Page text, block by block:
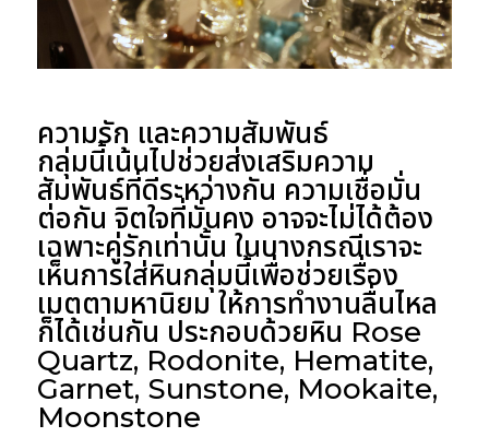
ความรัก และความสัมพันธ์
กลุ่มนี้เน้นไปช่วยส่งเสริมความ
สัมพันธ์ที่ดีระหว่างกัน ความเชื่อมั่น
ต่อกัน จิตใจที่มั่นคง อาจจะไม่ได้ต้อง
เฉพาะคู่รักเท่านั้น ในบางกรณีเราจะ
เห็นการใส่หินกลุ่มนี้เพื่อช่วยเรื่อง
เมตตามหานิยม ให้การทำงานลื่นไหล
ก็ได้เช่นกัน ประกอบด้วยหิน Rose
Quartz, Rodonite, Hematite,
Garnet, Sunstone, Mookaite,
Moonstone